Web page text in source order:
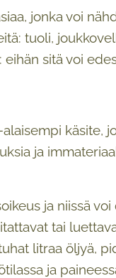
jonka voi
tuoli,
sitä voi
käsite,
ja
ja niissä
tai
litraa öljyä,
ja